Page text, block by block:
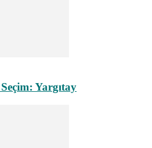
Yargıtay